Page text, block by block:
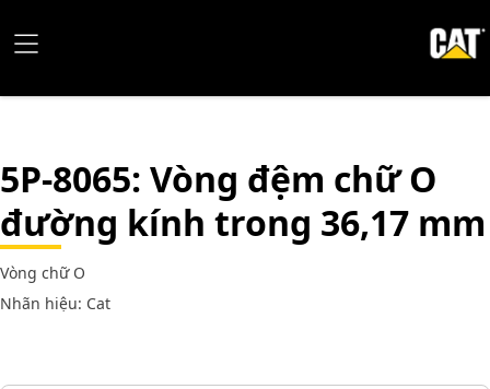
5P-8065: Vòng đệm chữ O
đường kính trong 36,17 mm
Vòng chữ O
Nhãn hiệu: Cat